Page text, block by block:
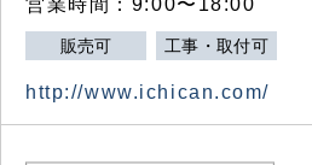
営業時間：9:00〜18:00
販売可 工事・取付可
http://www.ichican.com/